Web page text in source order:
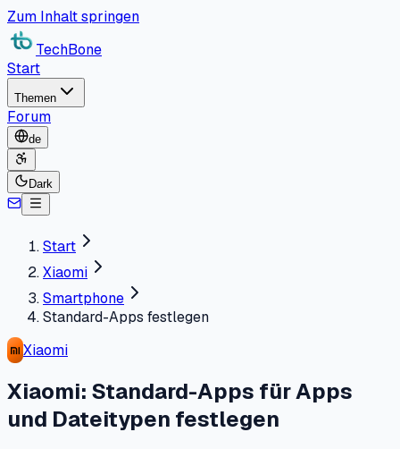
Zum Inhalt springen
TechBone
Start
Themen
Forum
de
Dark
Start
Xiaomi
Smartphone
Standard-Apps festlegen
Xiaomi
Xiaomi: Standard-Apps für Apps
und Dateitypen festlegen